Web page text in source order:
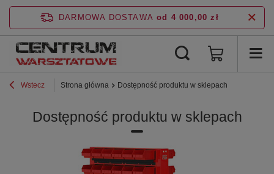
DARMOWA DOSTAWA od 4 000,00 zł
Wstecz Strona główna Dostępność produktu w sklepach
Dostępność produktu w sklepach